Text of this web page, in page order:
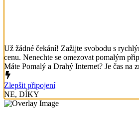
Už žádné čekání! Zažijte svobodu s
cenu. Nenechte se omezovat pomalým
Máte Pomalý a Drahý Internet? Je čas na
Zlepšit připojení
NE, DÍKY